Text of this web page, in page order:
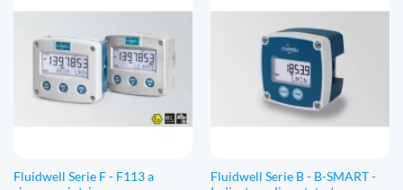
Fluidwell Serie F - F113 a
Fluidwell Serie B - B-SMART -